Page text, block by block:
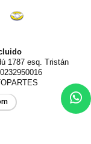
1787 esq. Tristán